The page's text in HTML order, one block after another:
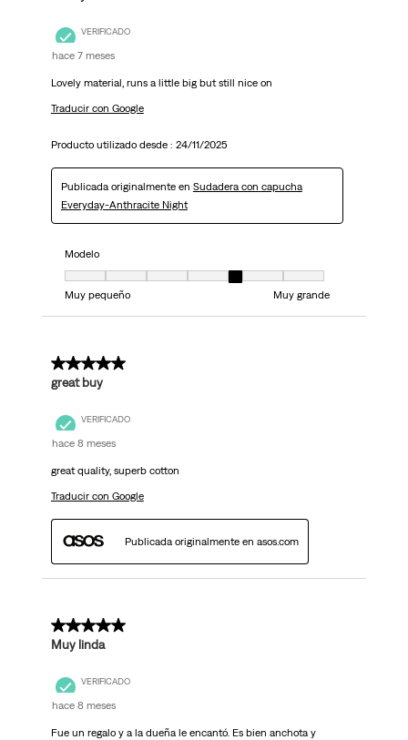
VERIFICADO
hace 7 meses
Lovely material, runs a little big but still nice on
Traducir con Google
Producto utilizado desde : 24/11/2025
Publicada originalmente en Sudadera con capucha
Everyday-Anthracite Night
Modelo
Muy pequeño
Muy grande
5 de 5 estrellas.
great buy
VERIFICADO
hace 8 meses
great quality, superb cotton
Traducir con Google
Publicada originalmente en asos.com
5 de 5 estrellas.
Muy linda
VERIFICADO
hace 8 meses
Fue un regalo y a la dueña le encantó. Es bien anchota y